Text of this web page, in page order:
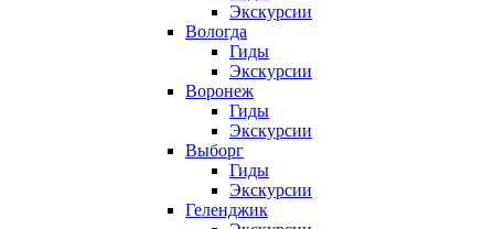
Экскурсии
Вологда
Гиды
Экскурсии
Воронеж
Гиды
Экскурсии
Выборг
Гиды
Экскурсии
Геленджик